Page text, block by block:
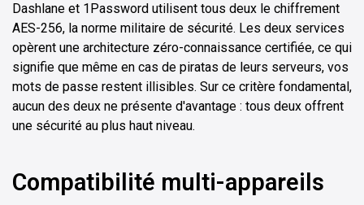
Dashlane et 1Password utilisent tous deux le chiffrement
AES-256, la norme militaire de sécurité. Les deux services
opèrent une architecture zéro-connaissance certifiée, ce qui
signifie que même en cas de piratas de leurs serveurs, vos
mots de passe restent illisibles. Sur ce critère fondamental,
aucun des deux ne présente d'avantage : tous deux offrent
une sécurité au plus haut niveau.
Compatibilité multi-appareils